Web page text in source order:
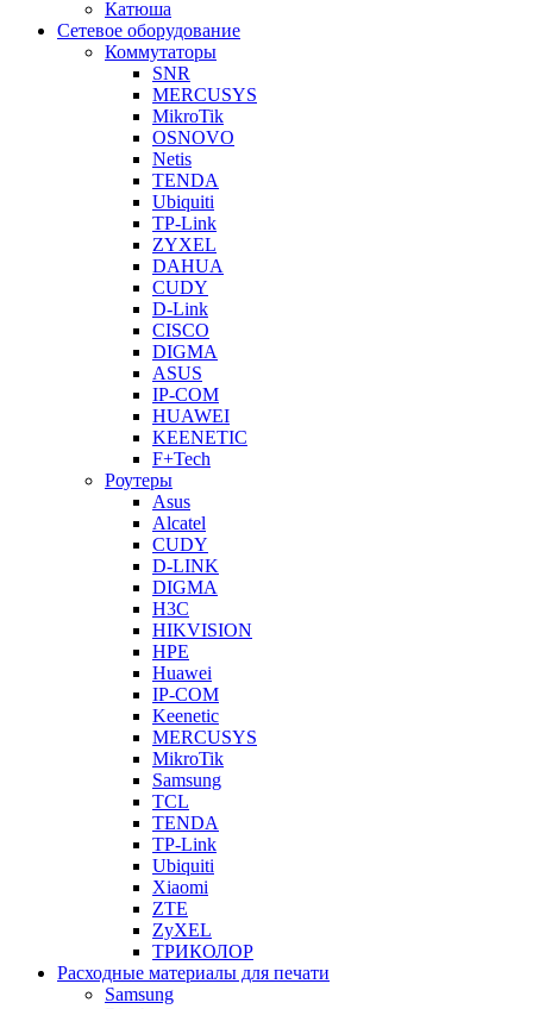
Катюша
Сетевое оборудование
Коммутаторы
SNR
MERCUSYS
MikroTik
OSNOVO
Netis
TENDA
Ubiquiti
TP-Link
ZYXEL
DAHUA
CUDY
D-Link
CISCO
DIGMA
ASUS
IP-COM
HUAWEI
KEENETIC
F+Tech
Роутеры
Asus
Alcatel
CUDY
D-LINK
DIGMA
H3C
HIKVISION
HPE
Huawei
IP-COM
Keenetic
MERCUSYS
MikroTik
Samsung
TCL
TENDA
TP-Link
Ubiquiti
Xiaomi
ZTE
ZyXEL
ТРИКОЛОР
Расходные материалы для печати
Samsung